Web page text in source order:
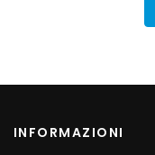
INFORMAZIONI